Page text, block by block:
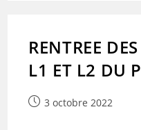
RENTREE
L1 ET L2 DU
Publication
3 octobre 2022